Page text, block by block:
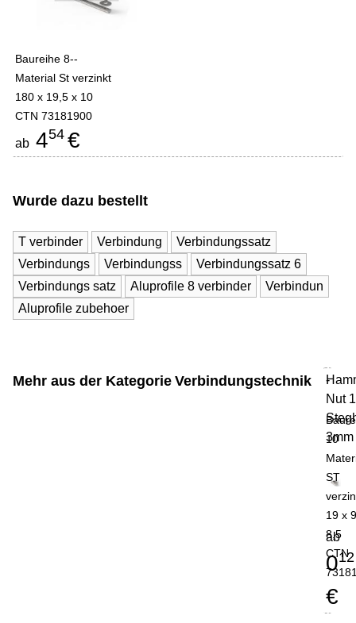
Baureihe 8--
Material St verzinkt
180 x 19,5 x 10
CTN 73181900
ab 454 €
Wurde dazu bestellt
T verbinder Verbindung
Verbindungssatz
Verbindungs
Verbindungss
Verbindungssatz 6
Verbindungs satz
Aluprofile 8 verbinder
Verbindun
Aluprofile zubehoer
Mehr aus der Kategorie Verbindungstechnik
Nut
3mm
-
10
ST
19 x
8,5
CTN
ab
012
€